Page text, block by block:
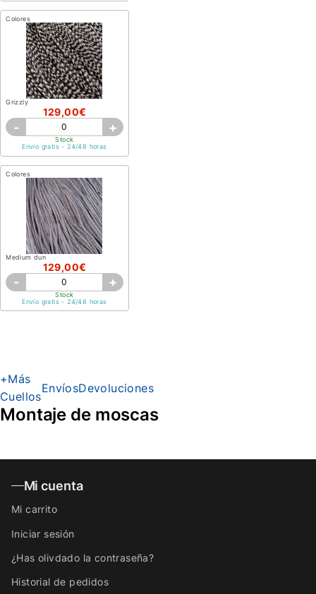
Colores
Grizzly
129,00€
- +
Stock
Envío gratis - 24/48 horas
Colores
Medium dun
129,00€
- +
Stock
Envío gratis - 24/48 horas
+Más
Cuellos
EnvíosDevoluciones
Montaje de moscas
Mi cuenta
Mi carrito
Iniciar sesión
¿Has olivdado la contraseña?
Historial de pedidos